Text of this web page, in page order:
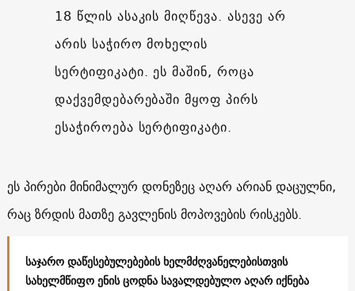
18 წლის ასაკის მიღწევა. ასევე არ
არის საჭირო მოხელის
სერტიფიკატი. ეს მაშინ, როცა
დაქვემდებარებაში მყოფ პირს
ესაჭიროება სერტიფიკატი.
ეს პირები მინიმალურ დონეზეც აღარ არიან დაცულნი,
რაც ზრდის მათზე გავლენის მოპოვების რისკებს.
საჯარო დაწესებულებების ხელმძღვანელებისთვის
სახელმწიფო ენის ცოდნა სავალდებულო აღარ იქნება